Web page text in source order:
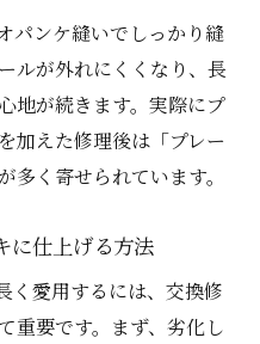
パンケ縫いでしっかり縫
ルが外れにくくなり、長
地が続きます。実際にプ
加えた修理後は「プレー
く寄せられています。
に仕上げる方法
く愛用するには、交換修
重要です。まず、劣化し